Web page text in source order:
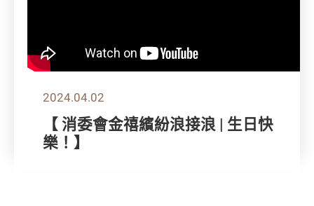
2024.04.02
【 消委會金禧繽紛浪接浪 | 生日快
樂！】